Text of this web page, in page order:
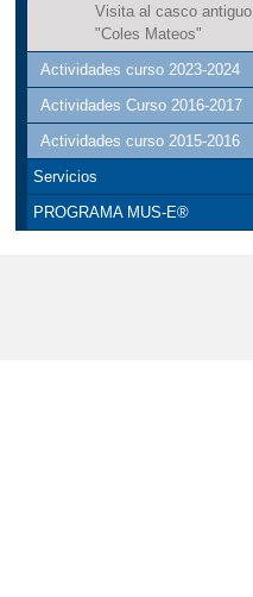
Visita al casco antiguo
"Coles Mateos"
Actividades curso 2023-2024
Actividades Curso 2016-2017
Actividades curso 2015-2016
Servicios
PROGRAMA MUS-E®